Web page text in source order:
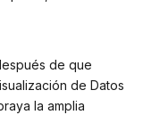
de que
de Datos
la amplia